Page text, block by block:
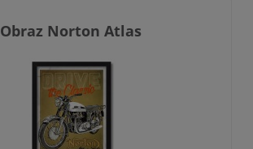
Obraz Norton Atlas